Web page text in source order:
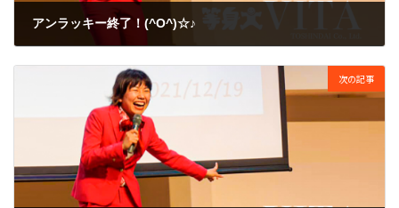
アンラッキー終了！(^O^)☆♪
次の記事